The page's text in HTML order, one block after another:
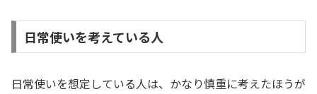
日常使いを考えている人
日常使いを想定している人は、かなり慎重に考えたほうが